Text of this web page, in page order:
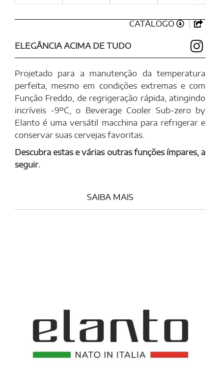
CATÁLOGO
ELEGÂNCIA ACIMA DE TUDO
Projetado para a manutenção da temperatura
perfeita, mesmo em condições extremas e com
Função Freddo, de regrigeração rápida, atingindo
incríveis -9ºC, o Beverage Cooler Sub-zero by
Elanto é uma versátil macchina para refrigerar e
conservar suas cervejas favoritas.
Descubra estas e várias outrasfunções ímpares, a
seguir.
SAIBA MAIS